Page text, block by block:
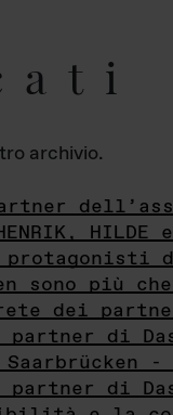
archivio.
HILDE e
i
sono più
rete dei
di Das
Saarbrücken
di Das